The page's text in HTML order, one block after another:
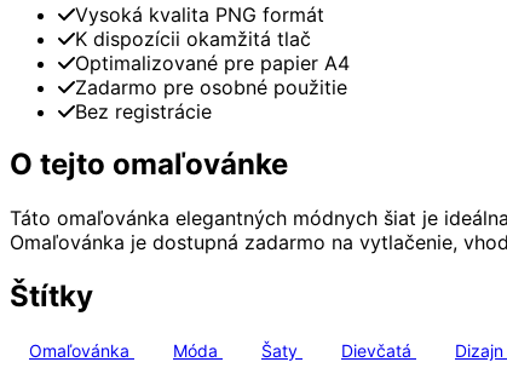
Vysoká kvalita PNG formát
K dispozícii okamžitá tlač
Optimalizované pre papier A4
Zadarmo pre osobné použitie
Bez registrácie
O tejto omaľovánke
Táto omaľovánka elegantných módnych šiat je
Omaľovánka je dostupná zadarmo na vytlačenie,
Štítky
Omaľovánka Móda Šaty Dievčatá Dizajn